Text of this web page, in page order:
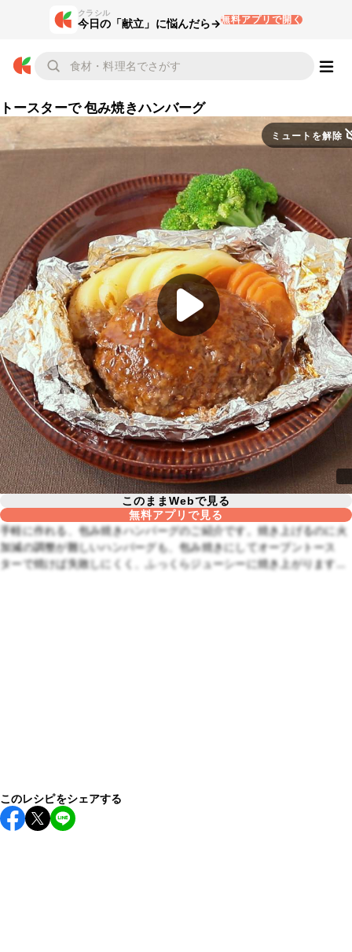
クラシル
今日の「献立」に悩んだら→無料アプリで開く
トースターで 包み焼きハンバーグ
ミュートを解除
このままWebで見る
無料アプリで見る
手軽に作れる、包み焼きハンバーグのご紹介です。焼き上げるのに火
加減の調整が難しいハンバーグも、包み焼きにしてオーブントース
ターで焼けば失敗しにくく、ふっくらジューシーに焼き上がります
このレシピをシェアする